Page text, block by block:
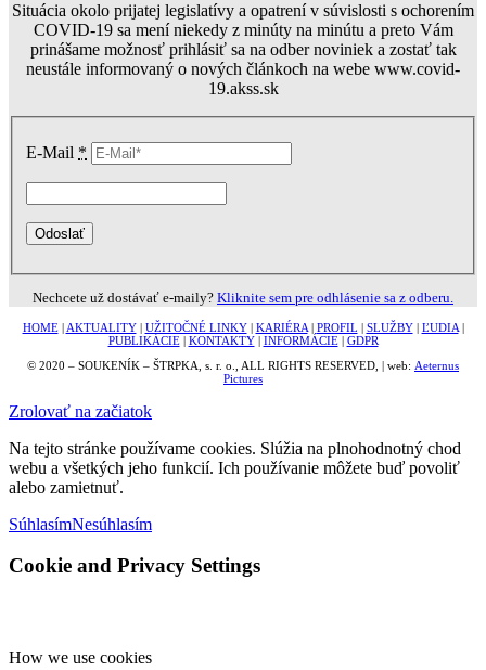
Situácia okolo prijatej legislatívy a opatrení v súvislosti s ochorením
COVID-19 sa mení niekedy z minúty na minútu a preto Vám
prinášame možnosť prihlásiť sa na odber noviniek a zostať tak
neustále informovaný o nových článkoch na webe www.covid-
19.akss.sk
E-Mail *
Nechcete už dostávať e-maily? Kliknite sem pre odhlásenie sa z odberu.
HOME| AKTUALITY| UŽITOČNÉ LINKY| KARIÉRA| PROFIL | SLUŽBY| ĽUDIA|
PUBLIKÁCIE| KONTAKTY| INFORMÁCIE| GDPR
© 2020 – SOUKENÍK – ŠTRPKA, s. r. o., ALL RIGHTS RESERVED, | web: Aeternus
Pictures
Zrolovať na začiatok
Na tejto stránke používame cookies. Slúžia na plnohodnotný chod
webu a všetkých jeho funkcií. Ich používanie môžete buď povoliť
alebo zamietnuť.
SúhlasímNesúhlasím
Cookie and Privacy Settings
How we use cookies